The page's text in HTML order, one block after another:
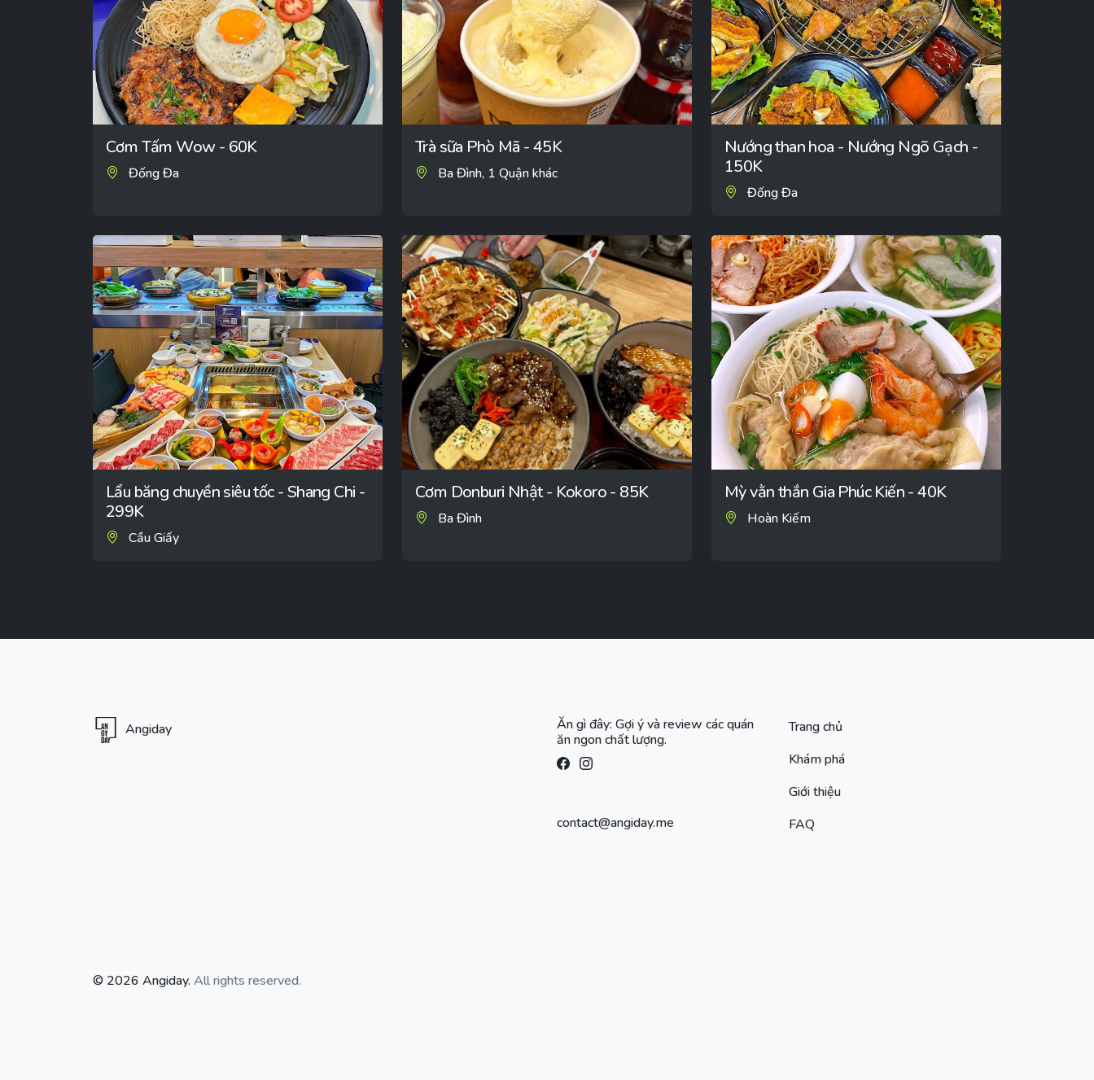
Cơm Tấm Wow - 60K
Đống Đa
Trà sữa Phò Mã - 45K
Ba Đình, 1 Quận khác
Nướng than hoa - Nướng Ngõ Gạch -
150K
Đống Đa
Lẩu băng chuyền siêu tốc - Shang Chi -
299K
Cầu Giấy
Cơm Donburi Nhật - Kokoro - 85K
Ba Đình
Mỳ vằn thắn Gia Phúc Kiến - 40K
Hoàn Kiếm
Angiday
Ăn gì đây: Gợi ý và review các quán
ăn ngon chất lượng.
contact@angiday.me
Trang chủ
Khám phá
Giới thiệu
FAQ
© 2026 Angiday. All rights reserved.